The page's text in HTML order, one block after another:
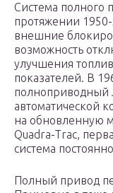
Система полного
протяжении
внешние
возможность
улучшения
показателей. В
полноприводный
автоматической
на обновленную
Quadra-Trac,
система
Полный привод